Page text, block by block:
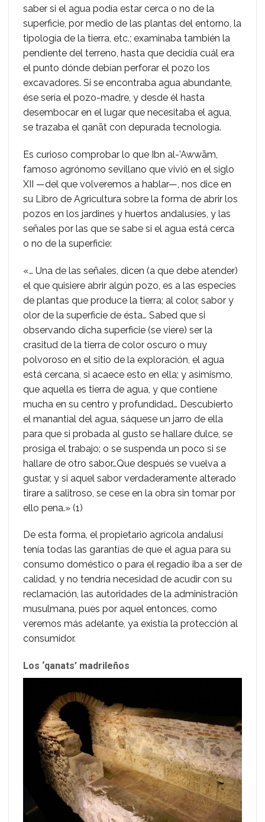
saber si el agua podía estar cerca o no de la
superficie, por medio de las plantas del entorno, la
tipología de la tierra, etc.; examinaba también la
pendiente del terreno, hasta que decidía cuál era
el punto dónde debían perforar el pozo los
excavadores. Si se encontraba agua abundante,
ése sería el pozo-madre, y desde él hasta
desembocar en el lugar que necesitaba el agua,
se trazaba el qanāt con depurada tecnología.
Es curioso comprobar lo que Ibn al-’Awwām,
famoso agrónomo sevillano que vivió en el siglo
XII —del que volveremos a hablar—, nos dice en
su Libro de Agricultura sobre la forma de abrir los
pozos en los jardines y huertos andalusíes, y las
señales por las que se sabe si el agua está cerca
o no de la superficie:
«… Una de las señales, dicen (a que debe atender)
el que quisiere abrir algún pozo, es a las especies
de plantas que produce la tierra; al color, sabor y
olor de la superficie de ésta… Sabed que si
observando dicha superficie (se viere) ser la
crasitud de la tierra de color oscuro o muy
polvoroso en el sitio de la exploración, el agua
está cercana, si acaece esto en ella; y asimismo,
que aquella es tierra de agua, y que contiene
mucha en su centro y profundidad… Descubierto
el manantial del agua, sáquese un jarro de ella
para que si probada al gusto se hallare dulce, se
prosiga el trabajo; o se suspenda un poco si se
hallare de otro sabor…Que después se vuelva a
gustar, y si aquel sabor verdaderamente alterado
tirare a salitroso, se cese en la obra sin tomar por
ello pena.» (1)
De esta forma, el propietario agrícola andalusí
tenía todas las garantías de que el agua para su
consumo doméstico o para el regadío iba a ser de
calidad, y no tendría necesidad de acudir con su
reclamación, las autoridades de la administración
musulmana, pues por aquel entonces, como
veremos más adelante, ya existía la protección al
consumidor.
Los ‘qanats’ madrileños